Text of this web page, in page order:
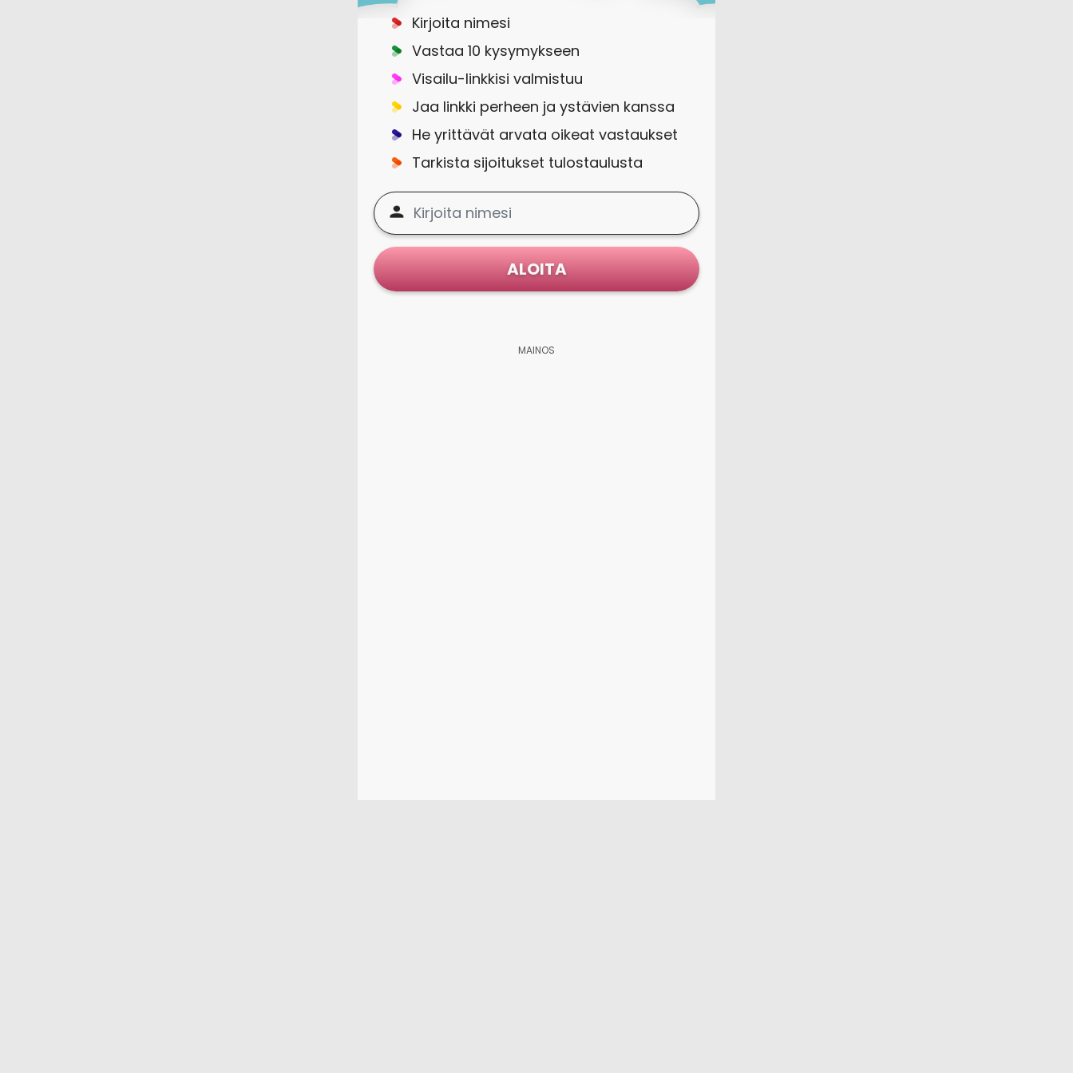
Kirjoita nimesi
Vastaa 10 kysymykseen
Visailu-linkkisi valmistuu
Jaa linkki perheen ja ystävien kanssa
He yrittävät arvata oikeat vastaukset
Tarkista sijoitukset tulostaulusta
ALOITA